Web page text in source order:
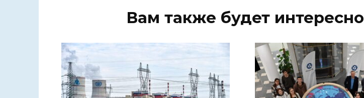
Вам также будет интересно